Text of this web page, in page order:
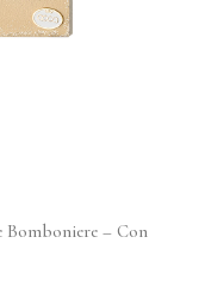
Bomboniere – Con